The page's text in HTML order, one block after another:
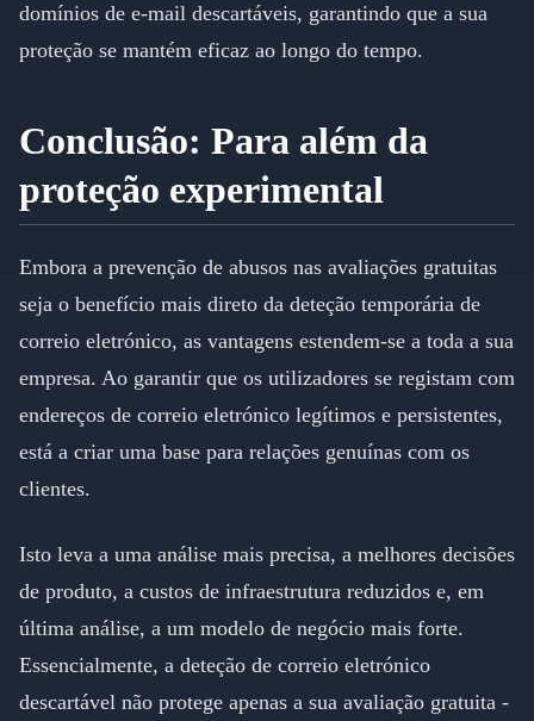
domínios de e-mail descartáveis, garantindo que a sua
proteção se mantém eficaz ao longo do tempo.
Conclusão: Para além da
proteção experimental
Embora a prevenção de abusos nas avaliações gratuitas
seja o benefício mais direto da deteção temporária de
correio eletrónico, as vantagens estendem-se a toda a sua
empresa. Ao garantir que os utilizadores se registam com
endereços de correio eletrónico legítimos e persistentes,
está a criar uma base para relações genuínas com os
clientes.
Isto leva a uma análise mais precisa, a melhores decisões
de produto, a custos de infraestrutura reduzidos e, em
última análise, a um modelo de negócio mais forte.
Essencialmente, a deteção de correio eletrónico
descartável não protege apenas a sua avaliação gratuita -